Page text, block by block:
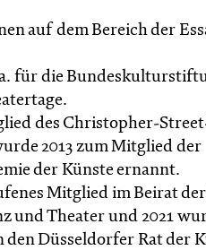
auf dem Bereich der
für die
des Christopher-
2013 zum Mitglied der
der Künste ernannt.
Mitglied im Beirat
und Theater und 2021
den Düsseldorfer Rat der